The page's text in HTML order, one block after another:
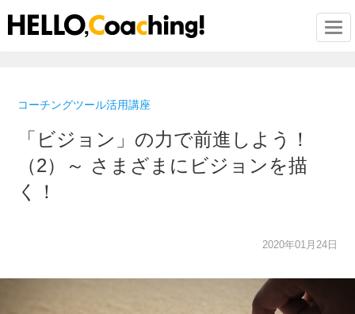
コーチングツール活用講座
「ビジョン」の力で前進しよう！
（2）～ さまざまにビジョンを描
く！
2020年01月24日